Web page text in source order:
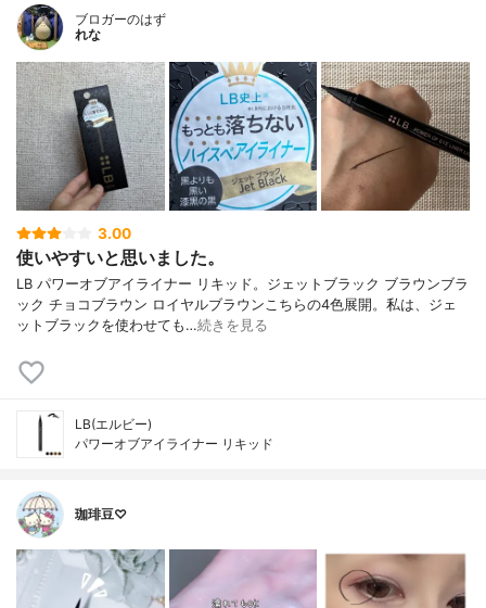
ブロガーのはず
れな
3.00
使いやすいと思いました。
LB パワーオブアイライナー リキッド。ジェットブラック ブラウンブラ
ック チョコブラウン ロイヤルブラウンこちらの4色展開。私は、ジェ
ットブラックを使わせても…続きを見る
LB(エルビー)
パワーオブアイライナー リキッド
珈琲豆♡